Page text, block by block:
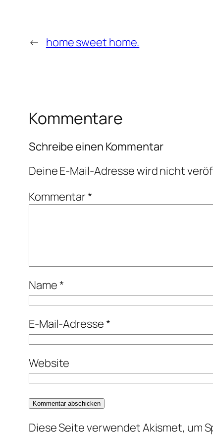
← home sweet home.
Kommentare
Schreibe einen Kommentar
Deine E-Mail-Adresse wird nicht
Kommentar*
Name*
E-Mail-Adresse*
Website
Diese Seite verwendet Akismet, um